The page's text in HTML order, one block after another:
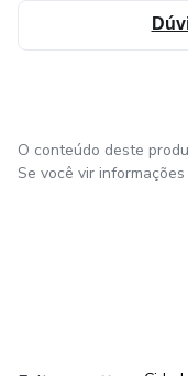
O conteúdo deste
Se você vir